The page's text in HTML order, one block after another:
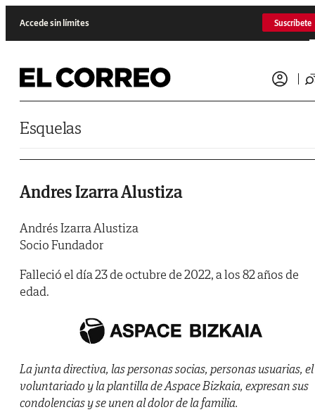
Accede sin límites Suscríbete
Esquelas
Andres Izarra Alustiza
Andrés Izarra Alustiza
Socio Fundador
Falleció el día 23 de octubre de 2022, a los 82 años de
edad.​
La junta directiva, las personas socias, personas usuarias, el
voluntariado y la plantilla de Aspace Bizkaia, expresan sus
condolencias y se unen al dolor de la familia.